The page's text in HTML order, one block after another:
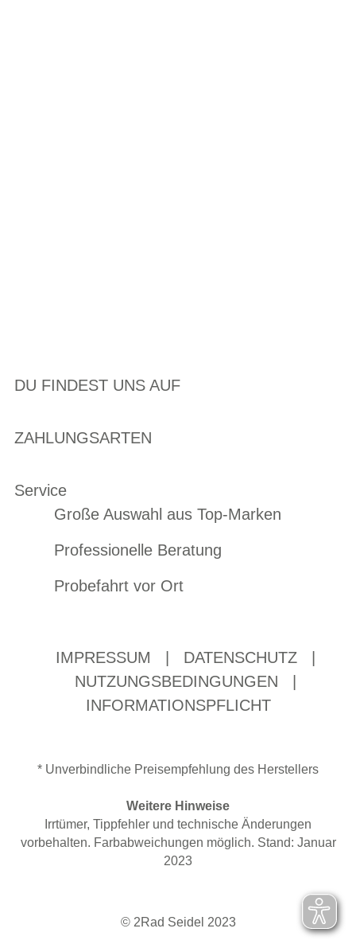
DU FINDEST UNS AUF
ZAHLUNGSARTEN
Service
Große Auswahl aus Top-Marken
Professionelle Beratung
Probefahrt vor Ort
IMPRESSUM DATENSCHUTZ
NUTZUNGSBEDINGUNGEN
INFORMATIONSPFLICHT
* Unverbindliche Preisempfehlung des Herstellers
Weitere Hinweise
Irrtümer, Tippfehler und technische Änderungen
vorbehalten. Farbabweichungen möglich. Stand: Januar
2023
© 2Rad Seidel 2023